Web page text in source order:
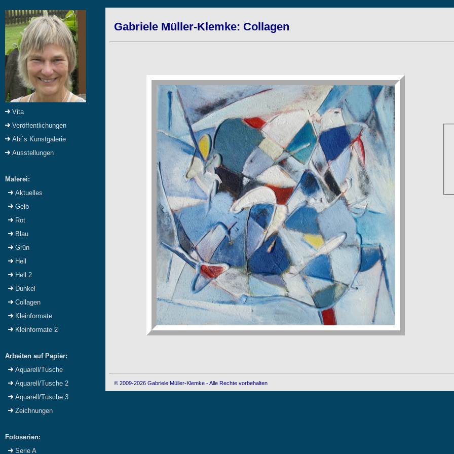
Vita
Veröffentlichungen
Abi`s Kunstgalerie
Ausstellungen
Malerei:
Aktuelles
Gelb
Rot
Blau
Grün
Hell
Hell 2
Dunkel
Collagen
Kleinformate
Kleinformate 2
Arbeiten auf Papier:
Aquarell/Tusche
Aquarell/Tusche 2
Aquarell/Tusche 3
Zeichnungen
Fotoserien:
Serie A
Gabriele Müller-Klemke: Collagen
© 2009-2026 Gabriele Müller-Klemke - Alle Rechte vorbehalten